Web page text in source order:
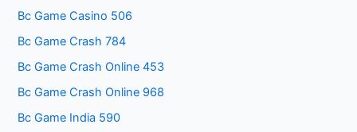
Bc Game Casino 506
Bc Game Crash 784
Bc Game Crash Online 453
Bc Game Crash Online 968
Bc Game India 590